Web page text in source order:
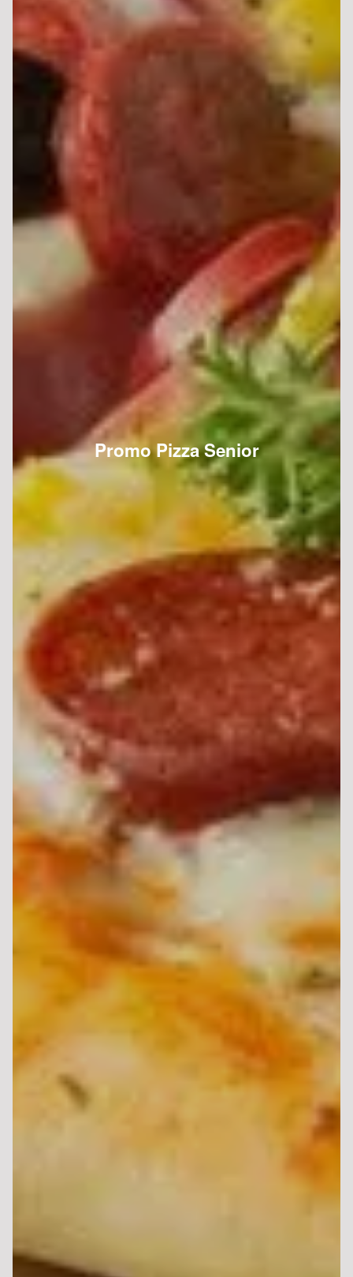
Promo Pizza Senior